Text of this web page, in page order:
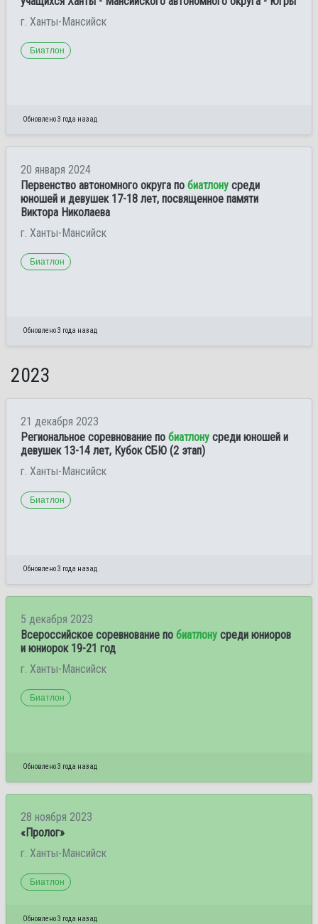
г. Ханты-Мансийск
Биатлон
Обновлено 3 года назад
20 января 2024
Первенство автономного округа по биатлону среди
юношей и девушек 17-18 лет, посвященное памяти
Виктора Николаева
г. Ханты-Мансийск
Биатлон
Обновлено 3 года назад
2023
21 декабря 2023
Региональное соревнование по биатлону среди юношей и
девушек 13-14 лет, Кубок СБЮ (2 этап)
г. Ханты-Мансийск
Биатлон
Обновлено 3 года назад
5 декабря 2023
Всероссийское соревнование по биатлону среди юниоров
и юниорок 19-21 год
г. Ханты-Мансийск
Биатлон
Обновлено 3 года назад
28 ноября 2023
«Пролог»
г. Ханты-Мансийск
Биатлон
Обновлено 3 года назад